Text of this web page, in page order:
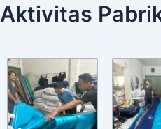
Aktivitas